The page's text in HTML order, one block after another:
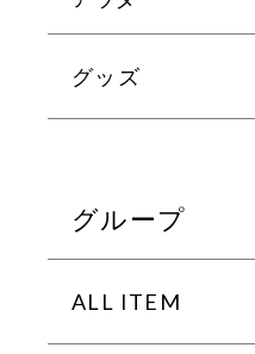
グッズ
グループ
ALL ITEM